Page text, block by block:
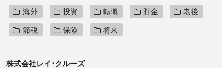
海外 投資 転職 貯金 老後
節税 保険 将来
株式会社レイ･クルーズ